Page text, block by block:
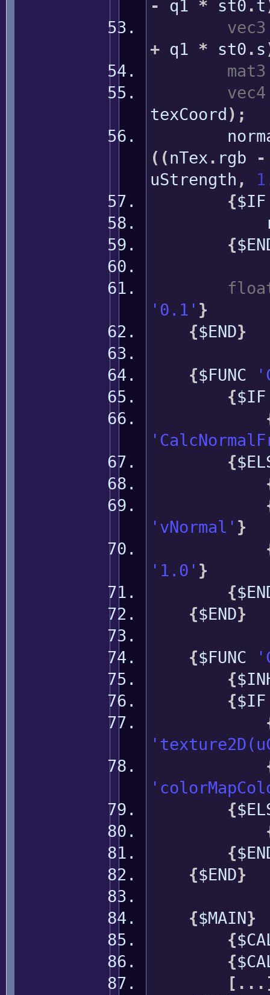
- q1 * st0 .t
vec3
+q1 * st0 . s
mat3
vec4
texCoord ) ;
( (nTex . rgb
-
uStrength ,
{
{
'0.1' }
{$END}
{$FUNC
{
{
'vNormal' }
'1.0' }
{
{$END}
{$FUNC
{
{
{
{
{$END}
{$MAIN}
{
{
[ ...